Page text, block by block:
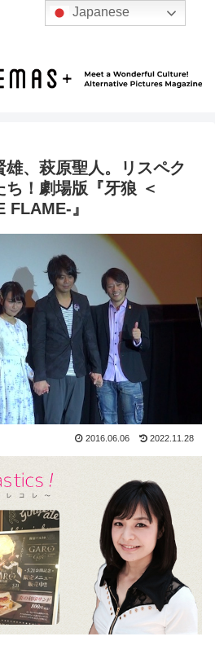
、萩原聖人。リスペク
ち！劇場版『牙狼 ＜
FLAME-』
2016.06.06 2022.11.28
Japanese